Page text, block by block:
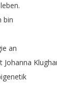
leben.
bin
an
Johanna